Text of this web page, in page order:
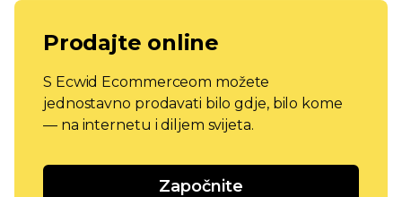
Prodajte online
S Ecwid Ecommerceom možete
jednostavno prodavati bilo gdje, bilo kome
— na internetu i diljem svijeta.
Započnite